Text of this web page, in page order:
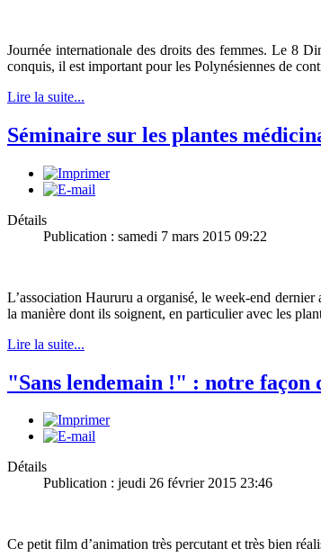
Journée internationale des droits des femmes. Le 8
conquis, il est important pour les Polynésiennes de
Lire la suite...
Séminaire sur les plantes
Détails
Publication : samedi 7 mars 2015 09:22
L’association Haururu a organisé, le week-end
la manière dont ils soignent, en particulier avec les
Lire la suite...
"Sans lendemain !" : notre façon
Détails
Publication : jeudi 26 février 2015 23:46
Ce petit film d’animation très percutant et très bien